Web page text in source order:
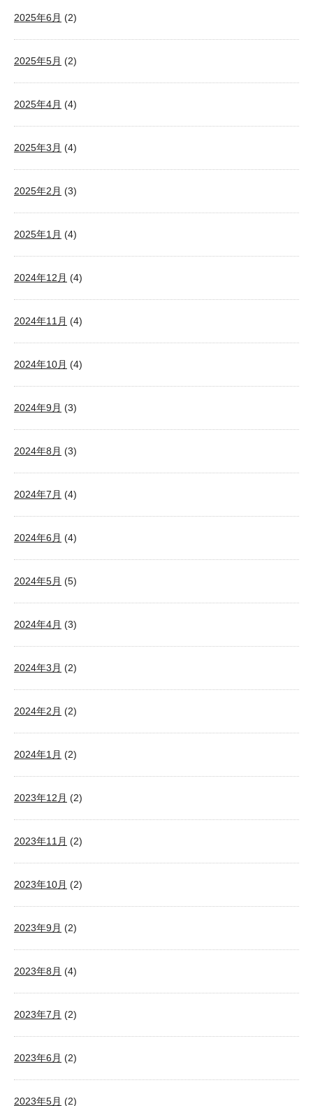
2025年6月 (2)
2025年5月 (2)
2025年4月 (4)
2025年3月 (4)
2025年2月 (3)
2025年1月 (4)
2024年12月 (4)
2024年11月 (4)
2024年10月 (4)
2024年9月 (3)
2024年8月 (3)
2024年7月 (4)
2024年6月 (4)
2024年5月 (5)
2024年4月 (3)
2024年3月 (2)
2024年2月 (2)
2024年1月 (2)
2023年12月 (2)
2023年11月 (2)
2023年10月 (2)
2023年9月 (2)
2023年8月 (4)
2023年7月 (2)
2023年6月 (2)
2023年5月 (2)